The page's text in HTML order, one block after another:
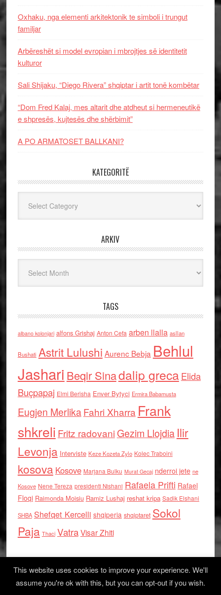
Oxhaku, nga elementi arkitektonik te simboli i trungut
familjar
Arbëreshët si model evropian i mbrojtjes së identitetit
kulturor
Sali Shijaku, “Diego Rivera” shqiptar i artit tonë kombëtar
“Dom Fred Kalaj, mes altarit dhe atdheut si hermeneutikë
e shpresës, kujtesës dhe shërbimit”
A PO ARMATOSET BALLKANI?
KATEGORITË
ARKIV
TAGS
albano kolonjari alfons Grishaj Anton Cefa arben llalla asllan
Bushati Astrit Lulushi Aurenc Bebja Behlul
Jashari Beqir Sinadalip grecaElida
Buçpapaj Elmi Berisha Enver Bytyci Ermira Babamusta
Eugjen MerlikaFahri Xharra Frank
shkreli Fritz radovaniGezim Llojdia Ilir
Levonja Interviste Keze Kozeta Zylo Kolec Traboini
kosova Kosove Marjana Bulku Murat Gecaj nderroi jete ne
Kosove Nene Tereza presidenti Nishani Rafaela Prifti Rafael
Floqi Raimonda Moisiu Ramiz Lushaj reshat kripa Sadik Elshani
SHBA Shefqet Kercelli shqiperia shqiptaret Sokol
Paja Thaci VatraVisar Zhiti
This website uses cookies to improve your experience. We'll
assume you're ok with this, but you can opt-out if you wish.